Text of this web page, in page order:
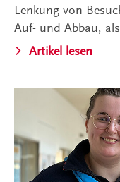
Lenkung von
Auf- und Abbau,
Artikel lesen